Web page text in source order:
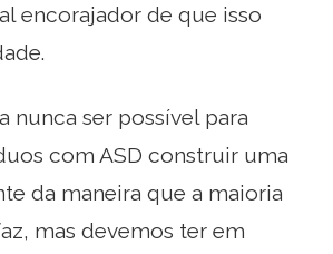
encorajador de que isso
nunca ser possível para
com ASD construir uma
da maneira que a maioria
mas devemos ter em